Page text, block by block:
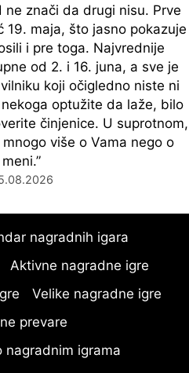
znači da drugi nisu. Prve
19. maja, što jasno pokazuje
i pre toga. Najvrednije
od 2. i 16. juna, a sve je
koji očigledno niste ni
optužite da laže, bilo
činjenice. U suprotnom,
više o Vama nego o
meni.”
nagradnih igara
Aktivne nagradne igre
Velike nagradne igre
prevare
nagradnim igrama